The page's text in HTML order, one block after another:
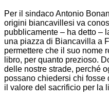
Per il sindaco Antonio
origini biancavillesi va
pubblicamente – ha detto –
una piazza di Biancavilla a
permettere che il suo nome
libro, per quanto prezioso.
delle nostre strade, perché
possano chiedersi chi fosse
il valore del sacrificio per la